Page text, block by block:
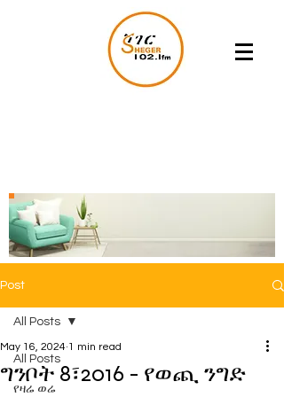
Post
All Posts
የዛሬ ወሬ
All Posts
ግንቦት 8፣2016 - የወጪ ንግድ
May 16, 2024 1 min read